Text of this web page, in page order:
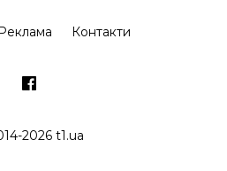
Реклама Контакти
2026 t1.ua